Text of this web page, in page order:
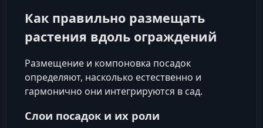
Как правильно размещать
растения вдоль ограждений
Размещение и компоновка посадок
определяют, насколько естественно и
гармонично они интегрируются в сад.
Слои посадок и их роли